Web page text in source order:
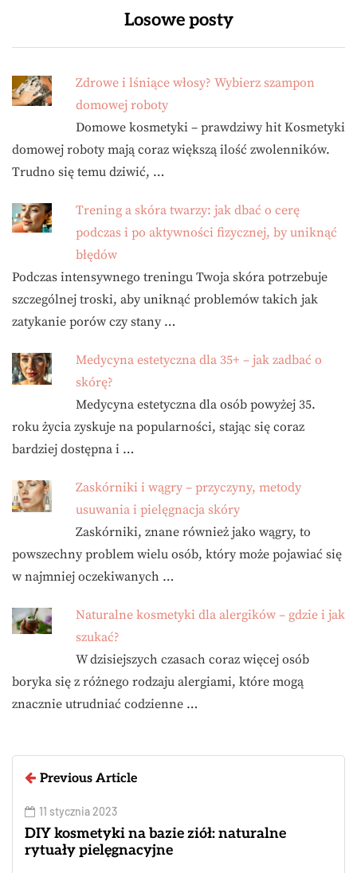
Losowe posty
Zdrowe i lśniące włosy? Wybierz szampon
domowej roboty
Domowe kosmetyki – prawdziwy hit Kosmetyki
domowej roboty mają coraz większą ilość zwolenników.
Trudno się temu dziwić, …
Trening a skóra twarzy: jak dbać o cerę
podczas i po aktywności fizycznej, by uniknąć
błędów
Podczas intensywnego treningu Twoja skóra potrzebuje
szczególnej troski, aby uniknąć problemów takich jak
zatykanie porów czy stany …
Medycyna estetyczna dla 35+ – jak zadbać o
skórę?
Medycyna estetyczna dla osób powyżej 35.
roku życia zyskuje na popularności, stając się coraz
bardziej dostępna i …
Zaskórniki i wągry – przyczyny, metody
usuwania i pielęgnacja skóry
Zaskórniki, znane również jako wągry, to
powszechny problem wielu osób, który może pojawiać się
w najmniej oczekiwanych …
Naturalne kosmetyki dla alergików – gdzie i jak
szukać?
W dzisiejszych czasach coraz więcej osób
boryka się z różnego rodzaju alergiami, które mogą
znacznie utrudniać codzienne …
Previous Article
11 stycznia 2023
DIY kosmetyki na bazie ziół: naturalne
rytuały pielęgnacyjne